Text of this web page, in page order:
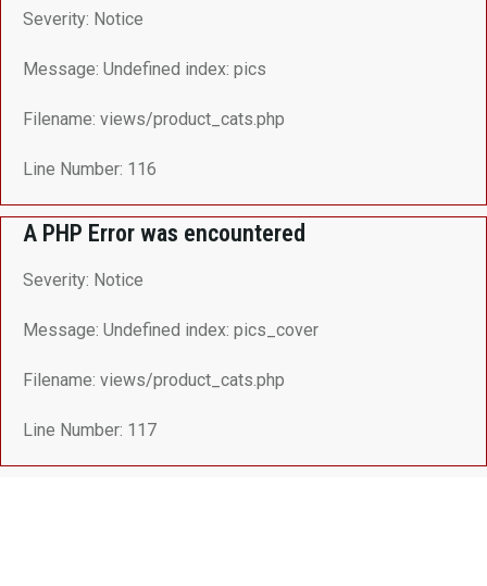
Severity: Notice
Message: Undefined index: pics
Filename: views/product_cats.php
Line Number: 116
A PHP Error was encountered
Severity: Notice
Message: Undefined index: pics_cover
Filename: views/product_cats.php
Line Number: 117